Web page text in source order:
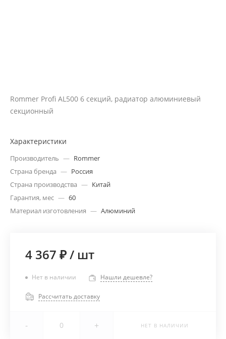
Rommer Profi AL500 6 секций, радиатор алюминиевый
секционный
Характеристики
Производитель — Rommer
Страна бренда — Россия
Страна производства — Китай
Гарантия, мес — 60
Материал изготовления — Алюминий
4 367 ₽/ шт
Нет в наличии Нашли дешевле?
Рассчитать доставку
- + НЕТ В НАЛИЧИИ